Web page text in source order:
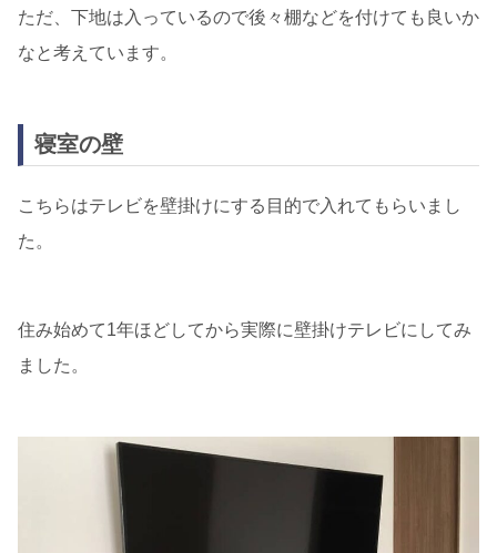
ただ、下地は入っているので後々棚などを付けても良いか
なと考えています。
寝室の壁
こちらはテレビを壁掛けにする目的で入れてもらいまし
た。
住み始めて1年ほどしてから実際に壁掛けテレビにしてみ
ました。